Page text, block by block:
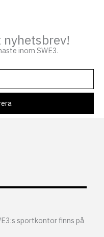
inom SWE3.
sportkontor finns på